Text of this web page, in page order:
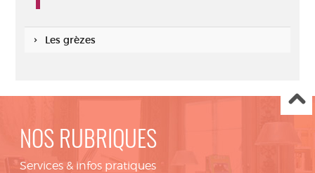
Les grèzes
NOS RUBRIQUES
Services & infos pratiques